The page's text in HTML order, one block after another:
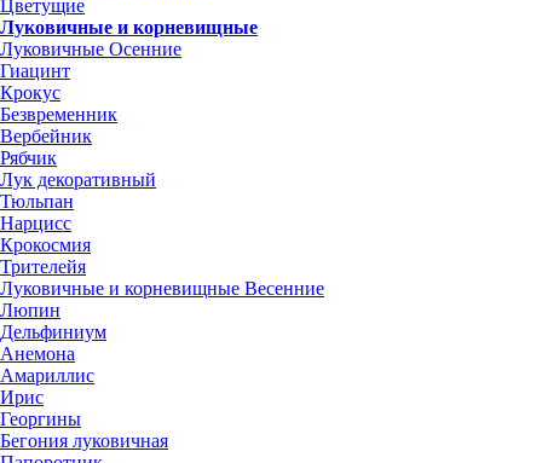
Цветущие
Луковичные и корневищные
Луковичные Осенние
Гиацинт
Крокус
Безвременник
Вербейник
Рябчик
Лук декоративный
Тюльпан
Нарцисс
Крокосмия
Трителейя
Луковичные и корневищные Весенние
Люпин
Дельфиниум
Анемона
Амариллис
Ирис
Георгины
Бегония луковичная